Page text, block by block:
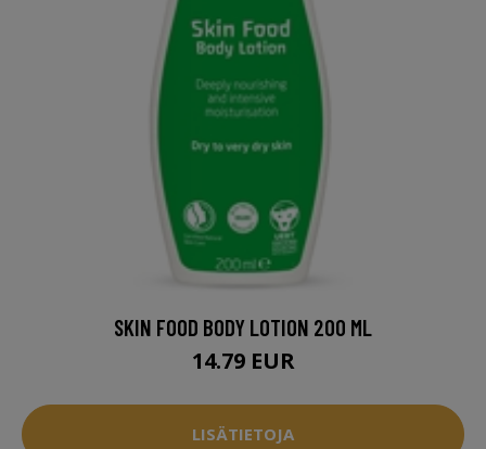
SKIN FOOD BODY LOTION 200 ML
14.79 EUR
LISÄTIETOJA